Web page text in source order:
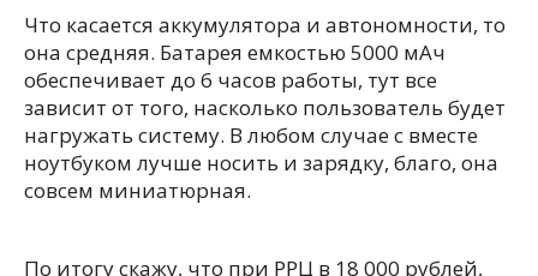
Что касается аккумулятора и автономности, то
она средняя. Батарея емкостью 5000 мАч
обеспечивает до 6 часов работы, тут все
зависит от того, насколько пользователь будет
нагружать систему. В любом случае с вместе
ноутбуком лучше носить и зарядку, благо, она
совсем миниатюрная.
По итогу скажу, что при РРЦ в 18 000 рублей,